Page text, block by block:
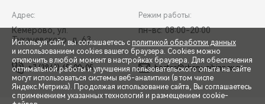
СПЕЦПРЕДЛОЖЕНИЯ
Адрес:
Кемерово, ул.
Тухачевского, д. 63
Режим работы:
пн-вс: 08:00-20:00
+7 (3842) 45-00-05 hostes@chery-sibinpex.ru
Используя сайт, вы соглашаетесь с политикой обработки данных
и использованием cookies вашего браузера. Cookies можно
отключить в любой момент в настройках браузера. Для обеспечения
оптимальной работы и улучшения пользовательского опыта на сайте
могут использоваться системы веб-аналитики (в том числе
Яндекс.Метрика). Продолжая использование сайта, Вы соглашаетесь
с применением указанных технологий и размещением cookie-